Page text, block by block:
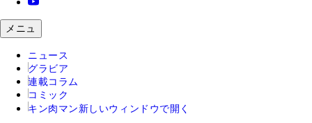
メニュ
ニュース
グラビア
連載コラム
コミック
キン肉マン 新しいウィンドウで開く